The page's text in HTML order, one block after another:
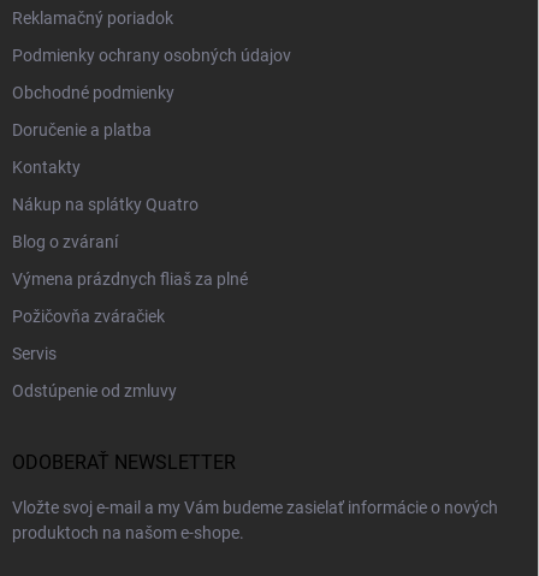
Reklamačný poriadok
Podmienky ochrany osobných údajov
Obchodné podmienky
Doručenie a platba
Kontakty
Nákup na splátky Quatro
Blog o zváraní
Výmena prázdnych fliaš za plné
Požičovňa zváračiek
Servis
Odstúpenie od zmluvy
ODOBERAŤ NEWSLETTER
Vložte svoj e-mail a my Vám budeme zasielať informácie o nových
produktoch na našom e-shope.